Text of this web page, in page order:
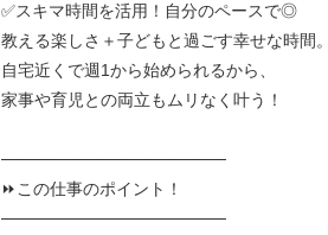
✅スキマ時間を活用！自分のペースで◎
教える楽しさ＋子どもと過ごす幸せな時間。
自宅近くで週1から始められるから、
家事や育児との両立もムリなく叶う！
───────────────────
⏩この仕事のポイント！
───────────────────